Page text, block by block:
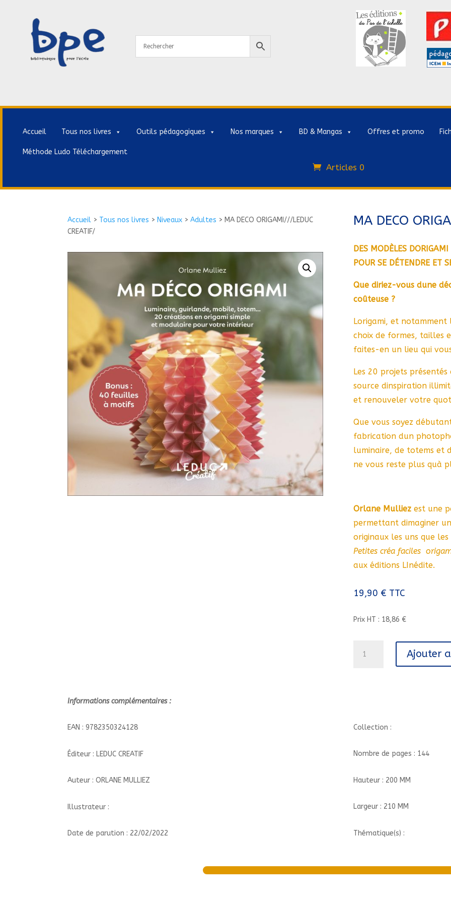
Accueil Tous nos livres Outils pédagogiques Nos marques BD & Mangas Offres et promo
Méthode Ludo Téléchargement
Articles 0
Accueil > Tous nos livres > Niveaux >Adultes > MA DECO ORIGAMI///LEDUC
CREATIF/
MA DECO
DES MODÈLES
POUR SE DÉTENDRE ET
Que diriez-vous dune
coûteuse ?
Lorigami, et
choix de formes, tailles
faites-en un lieu qui
Les 20 projets
source dinspiration
et renouveler votre
Que vous soyez
fabrication dun
luminaire, de totems et
ne vous reste plus quà
Orlane Mulliezest une
permettant dimaginer
originaux les uns que
Petites créa faciles 
aux éditions LInédite.
19,90 € TTC
Prix HT : 18,86 €
Ajouter
Informations complémentaires :
EAN : 9782350324128
Éditeur : LEDUC CREATIF
Auteur : ORLANE MULLIEZ
Illustrateur :
Date de parution : 22/02/2022
Collection :
Nombre de pages : 144
Hauteur : 200 MM
Largeur : 210 MM
Thématique(s) :